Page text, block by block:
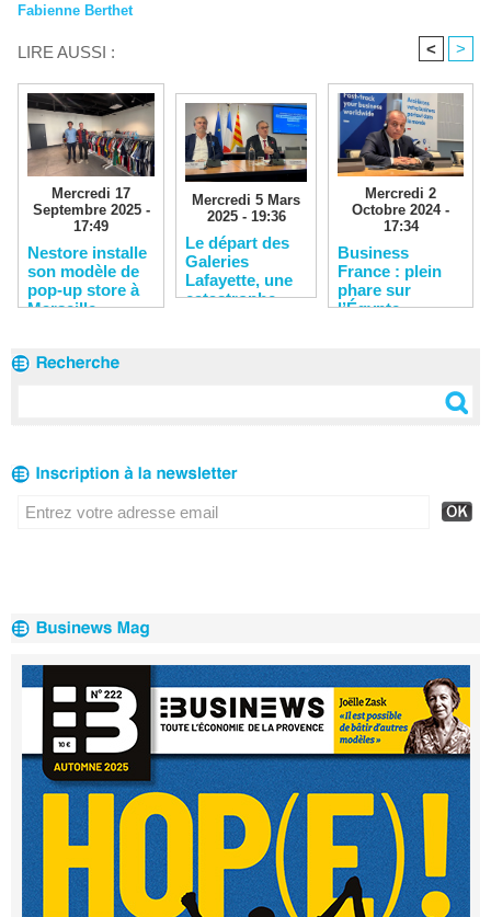
Fabienne Berthet
LIRE AUSSI : < >
Mercredi 17
Septembre 2025 -
17:49
Nestore installe
son modèle de
pop-up store à
Marseille
Mercredi 5 Mars
2025 - 19:36
​Le départ des
Galeries
Lafayette, une
catastrophe
Mercredi 2
Octobre 2024 -
17:34
​Business
France : plein
phare sur
l’Égypte